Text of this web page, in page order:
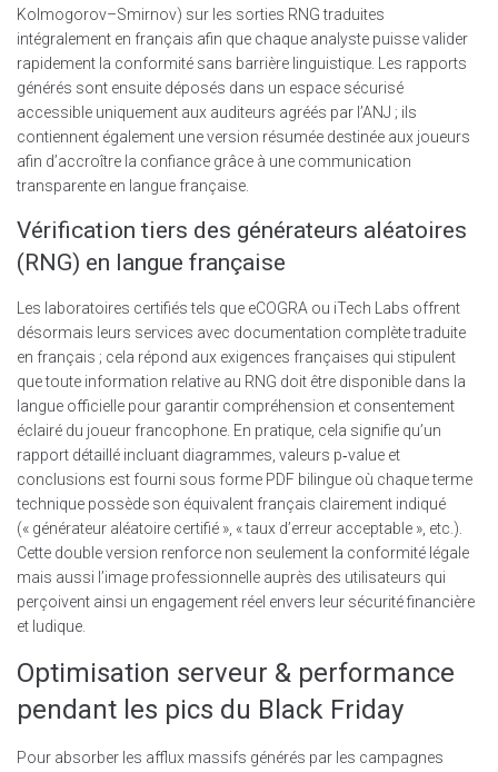
Kolmogorov–Smirnov) sur les sorties RNG traduites
intégralement en français afin que chaque analyste puisse valider
rapidement la conformité sans barrière linguistique. Les rapports
générés sont ensuite déposés dans un espace sécurisé
accessible uniquement aux auditeurs agréés par l’ANJ ; ils
contiennent également une version résumée destinée aux joueurs
afin d’accroître la confiance grâce à une communication
transparente en langue française.
Vérification tiers des générateurs aléatoires
(RNG) en langue française
Les laboratoires certifiés tels que eCOGRA ou iTech Labs offrent
désormais leurs services avec documentation complète traduite
en français ; cela répond aux exigences françaises qui stipulent
que toute information relative au RNG doit être disponible dans la
langue officielle pour garantir compréhension et consentement
éclairé du joueur francophone. En pratique, cela signifie qu’un
rapport détaillé incluant diagrammes, valeurs p‑value et
conclusions est fourni sous forme PDF bilingue où chaque terme
technique possède son équivalent français clairement indiqué
(« générateur aléatoire certifié », « taux d’erreur acceptable », etc.).
Cette double version renforce non seulement la conformité légale
mais aussi l’image professionnelle auprès des utilisateurs qui
perçoivent ainsi un engagement réel envers leur sécurité financière
et ludique.
Optimisation serveur & performance
pendant les pics du Black Friday
Pour absorber les afflux massifs générés par les campagnes